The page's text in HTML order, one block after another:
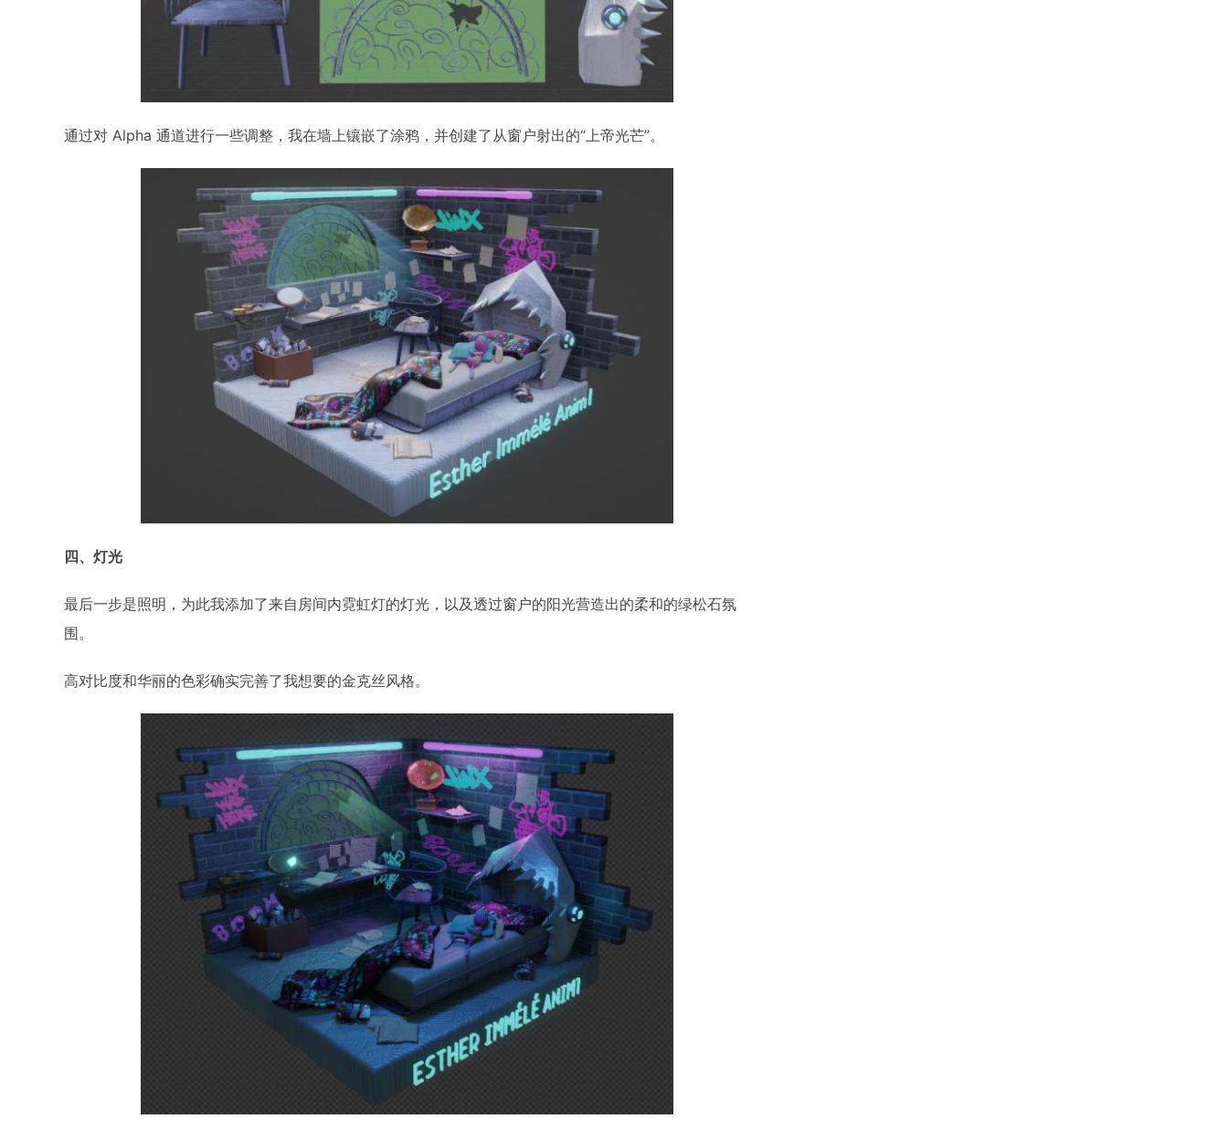
通过对 Alpha 通道进行一些调整，我在墙上镶嵌了涂鸦，并创建了从窗户射出的“上帝光芒”。
四、灯光
最后一步是照明，为此我添加了来自房间内霓虹灯的灯光，以及透过窗户的阳光营造出的柔和的绿松石氛
围。
高对比度和华丽的色彩确实完善了我想要的金克丝风格。